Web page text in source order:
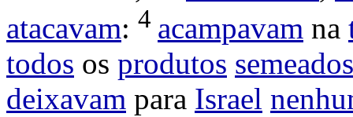
atacavam: 4 acampavam na
todos os produtos semeados
deixavam para Israel